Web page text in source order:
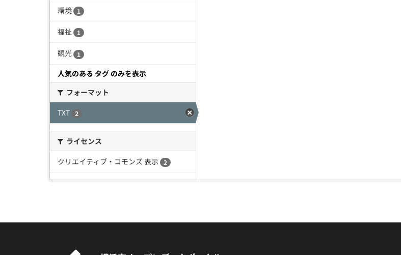
環境 1
福祉 1
観光 1
人気のある タグ のみを表示
フォーマット
TXT 2
ライセンス
クリエイティブ・コモンズ 表示 2